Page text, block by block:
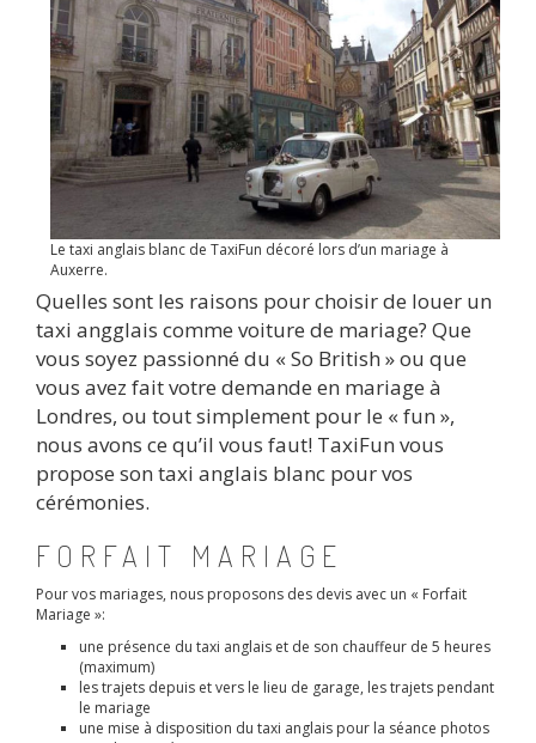
Le taxi anglais blanc de TaxiFun décoré lors d’un mariage à
Auxerre.
Quelles sont les raisons pour choisir de louer un
taxi angglais comme voiture de mariage? Que
vous soyez passionné du « So British » ou que
vous avez fait votre demande en mariage à
Londres, ou tout simplement pour le « fun »,
nous avons ce qu’il vous faut! TaxiFun vous
propose son taxi anglais blanc pour vos
cérémonies.
FORFAIT MARIAGE
Pour vos mariages, nous proposons des devis avec un « Forfait
Mariage »:
une présence du taxi anglais et de son chauffeur de 5 heures
(maximum)
les trajets depuis et vers le lieu de garage, les trajets pendant
le mariage
une mise à disposition du taxi anglais pour la séance photos